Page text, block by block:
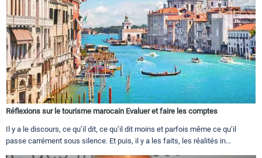
Réflexions sur le tourisme marocain Evaluer et faire les comptes
Il y a le discours, ce qu’il dit, ce qu’il dit moins et parfois même ce qu’il
passe carrément sous silence. Et puis, il y a les faits, les réalités in...